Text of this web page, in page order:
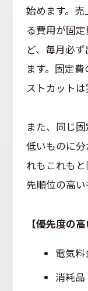
始めます。
る費用が固
ど、毎月必
ます。固定
ストカットは
また、同じ
低いものに
れもこれも
先順位の高い
【優先度の
電気料
消耗品